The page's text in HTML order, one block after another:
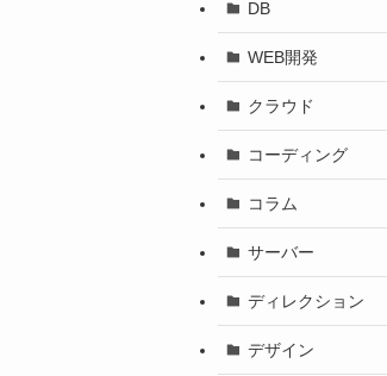
DB
WEB開発
クラウド
コーディング
コラム
サーバー
ディレクション
デザイン